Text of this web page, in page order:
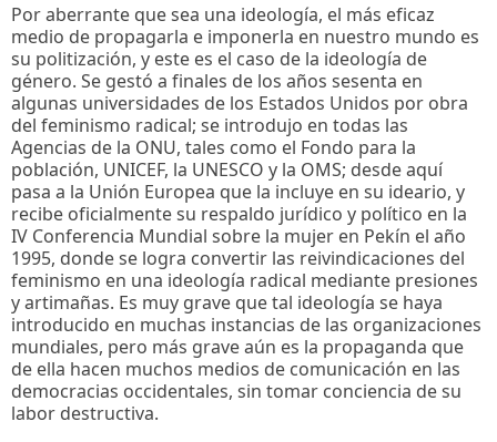
Por aberrante que sea una ideología, el más eficaz
medio de propagarla e imponerla en nuestro mundo es
su politización, y este es el caso de la ideología de
género. Se gestó a finales de los años sesenta en
algunas universidades de los Estados Unidos por obra
del feminismo radical; se introdujo en todas las
Agencias de la ONU, tales como el Fondo para la
población, UNICEF, la UNESCO y la OMS; desde aquí
pasa a la Unión Europea que la incluye en su ideario, y
recibe oficialmente su respaldo jurídico y político en la
IV Conferencia Mundial sobre la mujer en Pekín el año
1995, donde se logra convertir las reivindicaciones del
feminismo en una ideología radical mediante presiones
y artimañas. Es muy grave que tal ideología se haya
introducido en muchas instancias de las organizaciones
mundiales, pero más grave aún es la propaganda que
de ella hacen muchos medios de comunicación en las
democracias occidentales, sin tomar conciencia de su
labor destructiva.